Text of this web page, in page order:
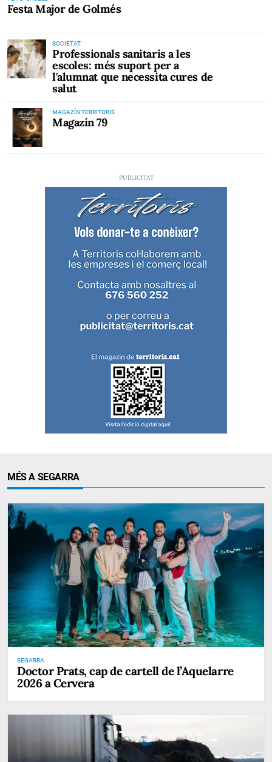
Festa Major de Golmés
SOCIETAT
Professionals sanitaris a les
escoles: més suport per a
l'alumnat que necessita cures de
salut
MAGAZÍN TERRITORIS
Magazín 79
MÉS A SEGARRA
SEGARRA
Doctor Prats, cap de cartell de l’Aquelarre
2026 a Cervera